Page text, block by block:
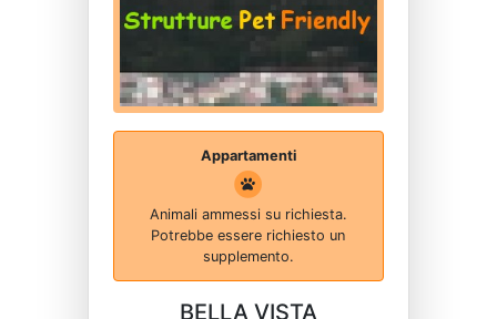
Appartamenti
Animali ammessi su richiesta.
Potrebbe essere richiesto un
supplemento.
BELLA VISTA